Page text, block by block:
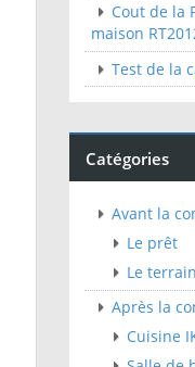
Cout de la
maison
Test de la
Catégories
Avant la
Le prêt
Le terrain
Après la
Cuisine